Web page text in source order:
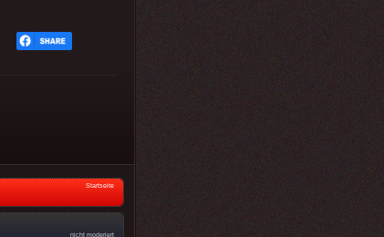
Startseite
nicht moderiert